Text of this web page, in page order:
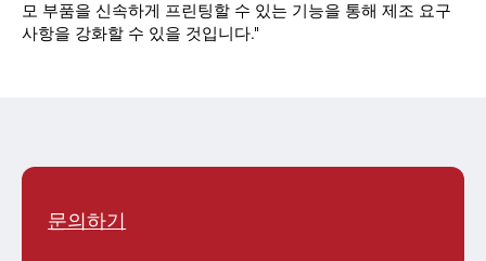
모 부품을 신속하게 프린팅할 수 있는 기능을 통해 제조 요구
사항을 강화할 수 있을 것입니다."
문의하기